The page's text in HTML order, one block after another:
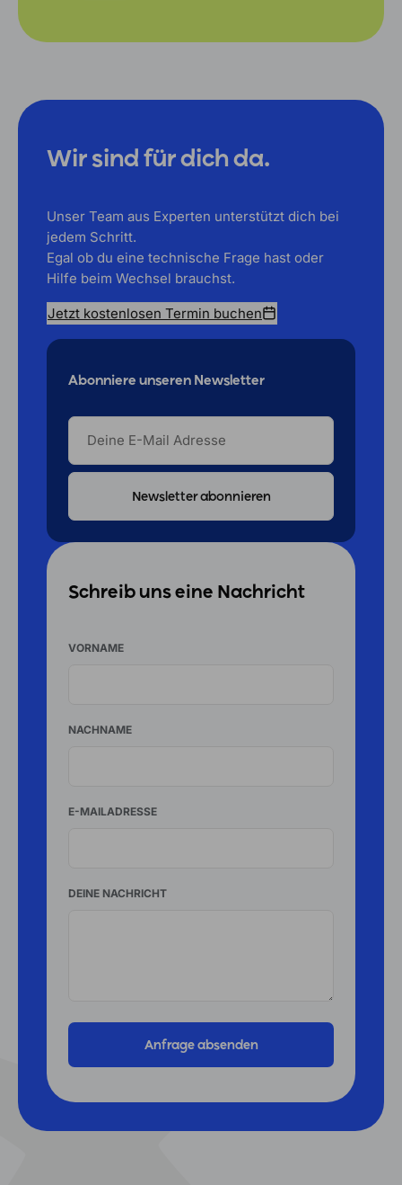
Wir sind für dich da.
Unser Team aus Experten unterstützt dich bei
jedem Schritt.
Egal ob du eine technische Frage hast oder
Hilfe beim Wechsel brauchst.
Jetzt kostenlosen Termin buchen
Abonniere unseren Newsletter
DEINE
MAIL
ADRESSE
Schreib uns eine Nachricht
VORNAME
NACHNAME
E-MAILADRESSE
DEINE NACHRICHT